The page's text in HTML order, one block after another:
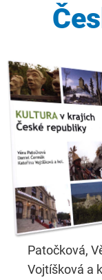
Patočková,
Vojtíšková a